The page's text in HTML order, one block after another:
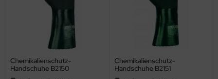
Chemikalienschutz-
Handschuhe B2150
Chemikalienschutz-
Handschuhe B2151